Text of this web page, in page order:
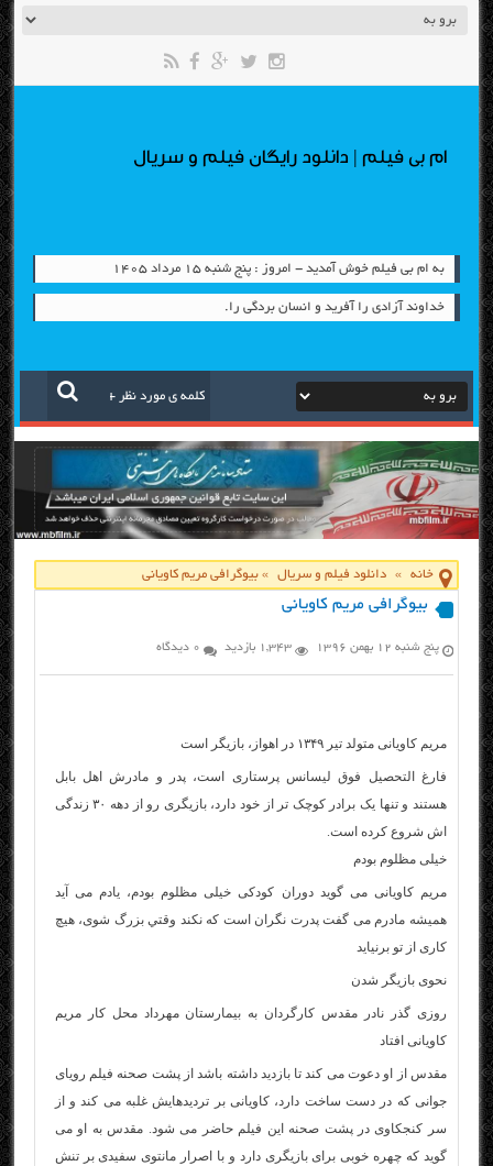
ام بی فیلم | دانلود رایگان فیلم و سریال
به ام بی فیلم خوش آمدید - امروز : پنج شنبه ۱۵ مرداد ۱۴۰۵
خداوند آزادی را آفرید و انسان بردگی را.
خانه » دانلود فیلم و سریال »بیوگرافی مریم کاویانی
بیوگرافی مریم کاویانی
پنج شنبه ۱۲ بهمن ۱۳۹۶ 1,343 بازدید 0 دیدگاه
مریم کاویانی متولد تیر ۱۳۴۹ در اهواز، بازیگر است
فارغ التحصیل فوق لیسانس پرستاری است، پدر و مادرش اهل بابل
هستند و تنها یک برادر کوچک تر از خود دارد، بازیگری رو از دهه ۳۰ زندگی
اش شروع کرده است.
خیلی مظلوم بودم
مریم کاویانی می گوید دوران کودکی خیلی مظلوم بودم، يادم می آيد
هميشه مادرم می گفت پدرت نگران است كه نكند وقتي بزرگ شوی، هيچ
كاری از تو برنيايد
نحوی بازیگر شدن
روزی گذر نادر مقدس کارگردان به بیمارستان مهرداد محل کار مریم
کاویانی افتاد
مقدس از او دعوت می کند تا بازدید داشته باشد از پشت صحنه فیلم رویای
جوانی که در دست ساخت دارد، کاویانی بر تردیدهایش غلبه می کند و از
سر کنجکاوی در پشت صحنه این فیلم حاضر می شود. مقدس به او می
گوید که چهره خوبی برای بازیگری دارد و با اصرار مانتوی سفیدی بر تنش